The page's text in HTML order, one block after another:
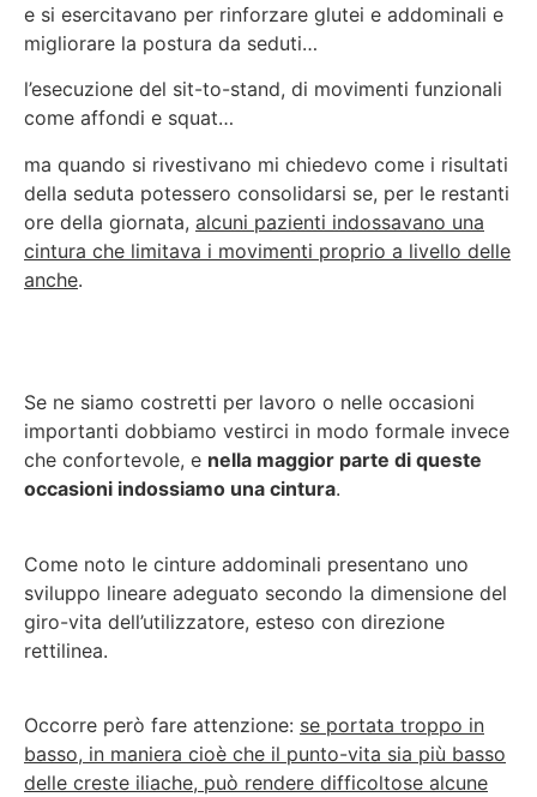
e si esercitavano per rinforzare glutei e addominali e
migliorare la postura da seduti…
l’esecuzione del sit-to-stand, di movimenti funzionali
come affondi e squat…
ma quando si rivestivano mi chiedevo come i risultati
della seduta potessero consolidarsi se, per le restanti
ore della giornata, alcuni pazienti indossavano una
cintura che limitava i movimenti proprio a livello delle
anche.
Se ne siamo costretti per lavoro o nelle occasioni
importanti dobbiamo vestirci in modo formale invece
che confortevole, e nella maggior parte di queste
occasioni indossiamo una cintura.
Come noto le cinture addominali presentano uno
sviluppo lineare adeguato secondo la dimensione del
giro-vita dell’utilizzatore, esteso con direzione
rettilinea.
Occorre però fare attenzione: se portata troppo in
basso, in maniera cioè che il punto-vita sia più basso
delle creste iliache, può rendere difficoltose alcune